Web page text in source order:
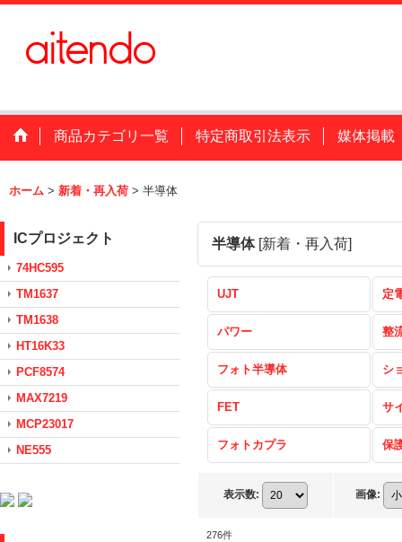
商品カテゴリ一覧 特定商取引法表示 媒体掲載
ホーム > 新着・再入荷 > 半導体
ICプロジェクト
74HC595
TM1637
TM1638
HT16K33
PCF8574
MAX7219
MCP23017
NE555
半導体 [新着・再入荷]
UJT 定
パワー 整
フォト半導体 シ
FET サ
フォトカプラ 保
表示数: 画像:
276件